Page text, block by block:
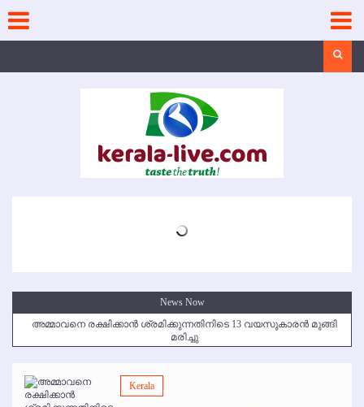
content
News Now
അമ്മാവനെ രക്ഷിക്കാന്‍ ശ്രമിക്കുന്നതിനിടെ 13 വയസുകാരന്‍ മുങ്ങി
മരിച്ചു
മമ്പുറം ആണ്ടു നേര്‍ച്ച ജൂണ്‍ 17 മുതല്‍
ഇനി രമേശ് പിഷാരടി സ്റ്റേജ് ഷോകള്‍ക്ക് ഇല്ല
Kerala